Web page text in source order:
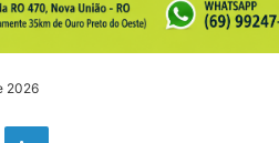
2026
Linkedin